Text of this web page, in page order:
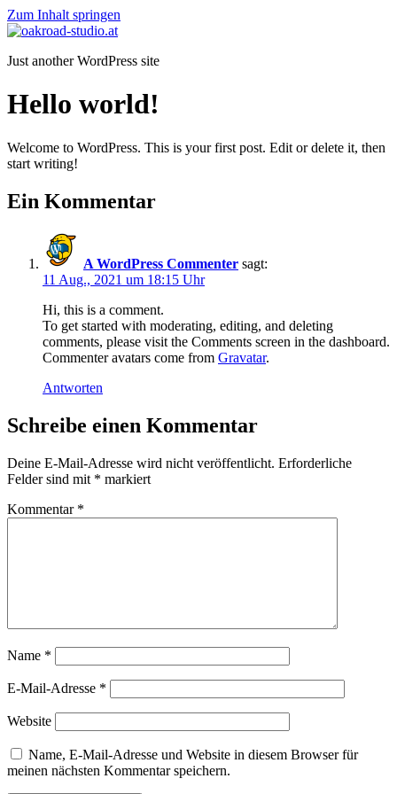
Zum Inhalt springen
Just another WordPress site
Hello world!
Welcome to WordPress. This is your first post. Edit or delete it, then
start writing!
Ein Kommentar
A WordPress Commenter sagt:
11 Aug., 2021 um 18:15 Uhr
Hi, this is a comment.
To get started with moderating, editing, and deleting
comments, please visit the Comments screen in the dashboard.
Commenter avatars come from Gravatar.
Antworten
Schreibe einen Kommentar
Deine E-Mail-Adresse wird nicht veröffentlicht. Erforderliche
Felder sind mit * markiert
Kommentar *
Name *
E-Mail-Adresse *
Website
Name, E-Mail-Adresse und Website in diesem Browser für
meinen nächsten Kommentar speichern.